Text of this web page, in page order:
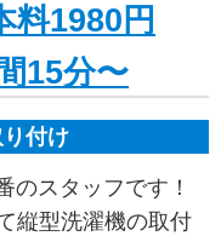
料1980円
15分〜
付け
のスタッフです！
縦型洗濯機の取付